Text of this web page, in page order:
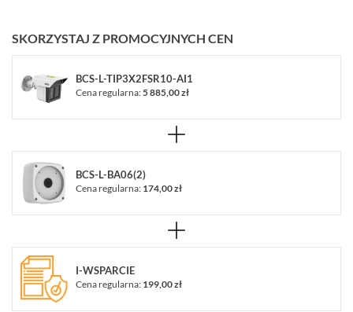
MONITORY
DEKODERY
CCTV
(17)
POKAŻ
WSZYSTKO
SYSTEMY
SKORZYSTAJ Z PROMOCYJNYCH CEN
BCS-L-TIP3X2FSR10-AI1
Cena regularna:5 885,00 zł
BCS-L-BA06(2)
Cena regularna: 174,00 zł
I-WSPARCIE
Cena regularna: 199,00 zł